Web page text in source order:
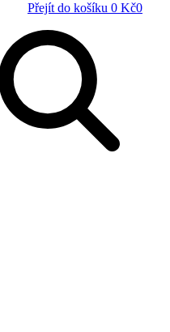
Přejít do košíku 0 Kč0